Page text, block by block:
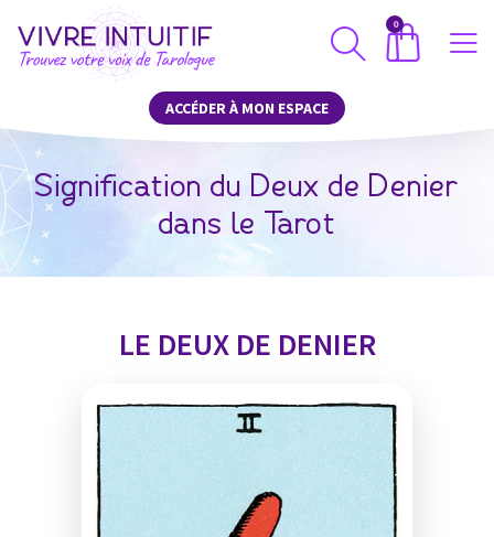
0
ACCÉDER À MON ESPACE
Signification du Deux de Denier
dans le Tarot
LE DEUX DE DENIER